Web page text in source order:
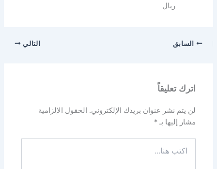
ريال
السابق التالي
اترك تعليقاً
لن يتم نشر عنوان بريدك الإلكتروني. الحقول الإلزامية
مشار إليها بـ*
هنا...